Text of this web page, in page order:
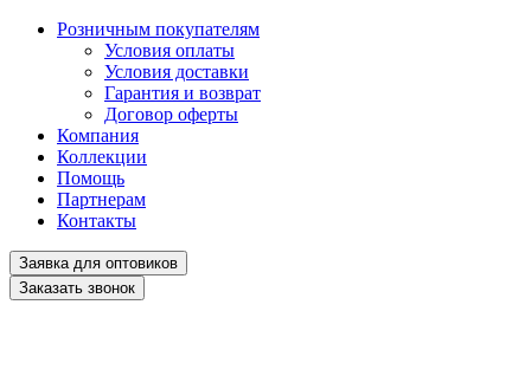
Розничным покупателям
Условия оплаты
Условия доставки
Гарантия и возврат
Договор оферты
Компания
Коллекции
Помощь
Партнерам
Контакты
Заявка для оптовиков
Заказать звонок